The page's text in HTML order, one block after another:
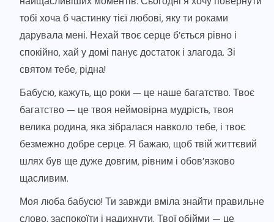
тобі хоча б частинку тієї любові, яку ти роками
дарувала мені. Нехай твоє серце б’ється рівно і
спокійно, хай у домі панує достаток і злагода. Зі
святом тебе, рідна!
Бабусю, кажуть, що роки — це наше багатство. Твоє
багатство — це твоя неймовірна мудрість, твоя
велика родина, яка зібралася навколо тебе, і твоє
безмежно добре серце. Я бажаю, щоб твій життєвий
шлях був ще дуже довгим, рівним і обов’язково
щасливим.
Моя люба бабусю! Ти завжди вміла знайти правильне
слово, заспокоїти і надихнути. Твої обійми — це